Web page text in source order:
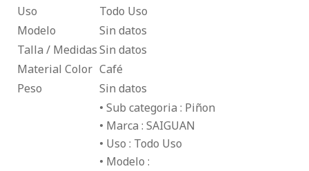
Uso
Todo Uso
Modelo
Sin datos
Talla / MedidasSin datos
Material Color Café
Peso
Sin datos
• Sub categoria : Piñon
• Marca : SAIGUAN
• Uso : Todo Uso
• Modelo :